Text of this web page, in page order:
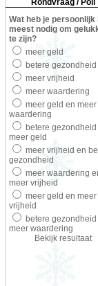
Wat heb je persoonlijk
meest nodig om
te zijn?
meer geld
betere gezondheid
meer vrijheid
meer waardering
meer geld en meer
waardering
betere gezondheid
meer geld
meer vrijheid en
gezondheid
meer waardering
meer vrijheid
meer geld en meer
vrijheid
betere gezondheid
meer waardering
Bekijk resultaat